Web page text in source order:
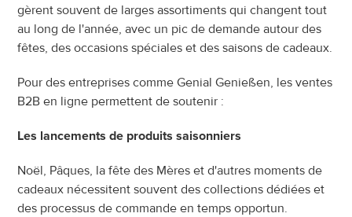
gèrent souvent de larges assortiments qui changent tout
au long de l'année, avec un pic de demande autour des
fêtes, des occasions spéciales et des saisons de cadeaux.
Pour des entreprises comme Genial Genießen, les ventes
B2B en ligne permettent de soutenir :
Les lancements de produits saisonniers
Noël, Pâques, la fête des Mères et d'autres moments de
cadeaux nécessitent souvent des collections dédiées et
des processus de commande en temps opportun.